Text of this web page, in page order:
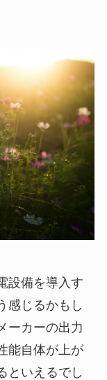
設備を導入す
感じるかもし
ーカーの出力
能自体が上が
といえるでし